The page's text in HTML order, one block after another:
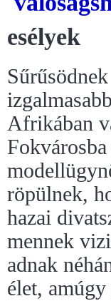
esélyek
Afrikában
röpülnek,
hazai
mennek
adnak
élet,